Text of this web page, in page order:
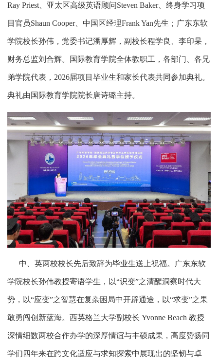
Ray Priest、亚太区高级英语顾问Steven Baker、终身学习项
目官员Shaun Cooper、中国区经理Frank Yan先生；广东东软
学院校长孙伟，党委书记潘厚辉，副校长程学良、李印杲，
财务总监刘合辉。国际教育学院全体教职工，各部门、各兄
弟学院代表，2026届项目毕业生和家长代表共同参加典礼。
典礼由国际教育学院院长唐诗璐主持。
中、英两校校长先后致辞为毕业生送上祝福。广东东软
学院校长孙伟教授寄语学生，以“识变”之清醒洞察时代大
势，以“应变”之智慧在复杂困局中开辟通途，以“求变”之果
敢勇闯创新蓝海。西英格兰大学副校长 Yvonne Beach 教授
深情细数两校合作办学的深厚情谊与丰硕成果，高度赞扬同
学们四年来在跨文化适应与求知探索中展现出的坚韧与卓